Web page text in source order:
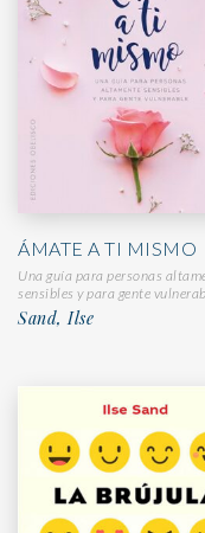
ÁMATE A TI MISMO
Una guía para personas
sensibles y para gente
Sand, Ilse